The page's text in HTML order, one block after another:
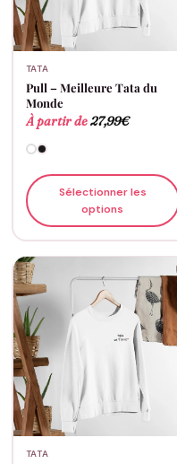
TATA
Pull – Meilleure Tata du
Monde
À partir de27,99€
Sélectionner les
options
TATA